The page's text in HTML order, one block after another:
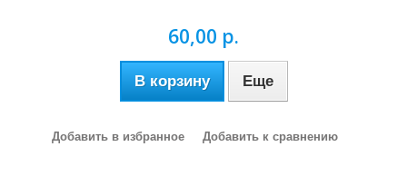
60,00 р.
В корзину Еще
Добавить в избранное Добавить к сравнению